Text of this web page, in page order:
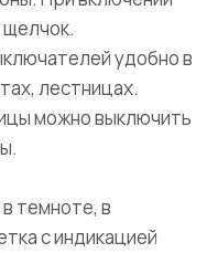
удобно в
лестницах.
можно выключить
темноте, в
с индикацией